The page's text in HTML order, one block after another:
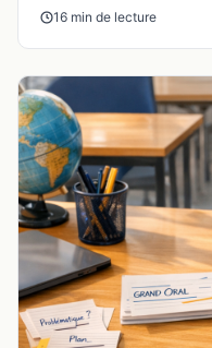
16 min de lecture